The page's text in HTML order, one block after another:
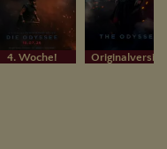
4. Woche! Originalversion